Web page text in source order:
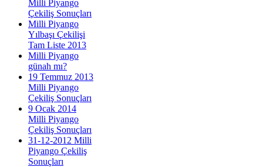
Milli Piyango
Çekiliş Sonuçları
Milli Piyango
Yılbaşı Çekilişi
Tam Liste 2013
Milli Piyango
günah mı?
19 Temmuz 2013
Milli Piyango
Çekiliş Sonuçları
9 Ocak 2014
Milli Piyango
Çekiliş Sonuçları
31-12-2012 Milli
Piyango Çekiliş
Sonuçları